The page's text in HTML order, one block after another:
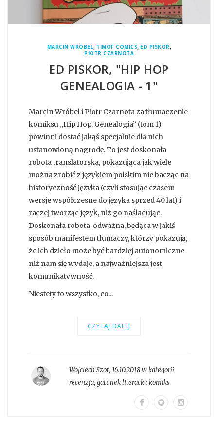
MARCIN WRÓBEL, TIMOF COMICS, ED PISKOR,
PIOTR CZARNOTA
ED PISKOR, "HIP HOP
GENEALOGIA - 1"
Marcin Wróbel i Piotr Czarnota za tłumaczenie
komiksu „Hip Hop. Genealogia” (tom 1)
powinni dostać jakąś specjalnie dla nich
ustanowioną nagrodę. To jest doskonała
robota translatorska, pokazująca jak wiele
można zrobić z językiem polskim nie bacząc na
historyczność języka (czyli stosując czasem
wersje współczesne do języka sprzed 40 lat) i
raczej tworząc język, niż go naśladując.
Doskonała robota, odważna, będąca w jakiś
sposób manifestem tłumaczy, którzy pokazują,
że ich dzieło może być bardziej autonomiczne
niż nam się wydaje, a najważniejsza jest
komunikatywność.
Niestety to wszystko, co...
CZYTAJ DALEJ
Wojciech Szot, 16.10.2018 w kategorii
recenzja, gatunek literacki:komiks